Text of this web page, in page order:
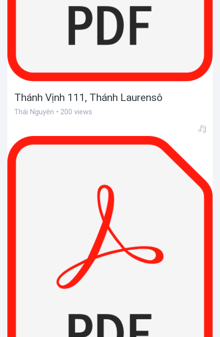
Thánh Vịnh 111, Thánh Laurensô
Thái Nguyên • 200 views